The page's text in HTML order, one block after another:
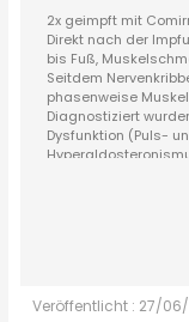
2x geimpft mit
Direkt nach der
bis Fuß,
Seitdem
phasenweise
Diagnostiziert
Dysfunktion (Puls-
Veröffentlicht : 27/